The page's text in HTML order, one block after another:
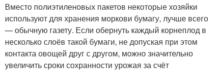
Вместо полиэтиленовых пакетов некоторые хозяйки
используют для хранения моркови бумагу, лучше всего
— обычную газету. Если обернуть каждый корнеплод в
несколько слоёв такой бумаги, не допуская при этом
контакта овощей друг с другом, можно значительно
увеличить сроки сохранности урожая за счёт